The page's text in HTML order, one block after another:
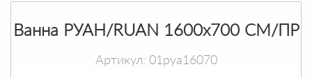
Ванна РУАН/RUAN 1600х700 СМ/ПР
Артикул: 01руа16070